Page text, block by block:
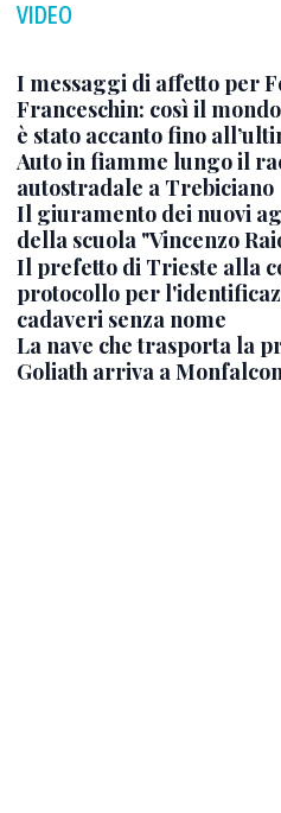
VIDEO
I messaggi di affetto per
Franceschin: così il
è stato accanto fino
Auto in fiamme lungo il
autostradale a Trebiciano
Il giuramento dei nuovi
della scuola "Vincenzo
Il prefetto di Trieste alla
protocollo per
cadaveri senza nome
La nave che trasporta la
Goliath arriva a